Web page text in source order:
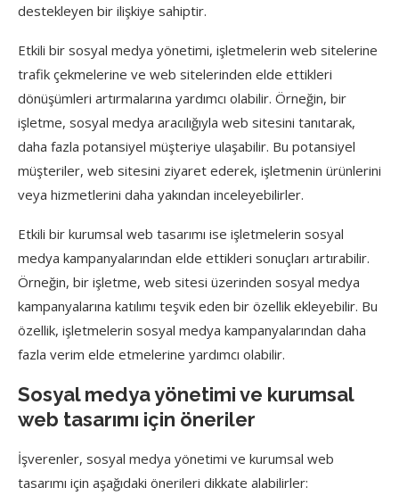
destekleyen bir ilişkiye sahiptir.
Etkili bir sosyal medya yönetimi, işletmelerin web sitelerine
trafik çekmelerine ve web sitelerinden elde ettikleri
dönüşümleri artırmalarına yardımcı olabilir. Örneğin, bir
işletme, sosyal medya aracılığıyla web sitesini tanıtarak,
daha fazla potansiyel müşteriye ulaşabilir. Bu potansiyel
müşteriler, web sitesini ziyaret ederek, işletmenin ürünlerini
veya hizmetlerini daha yakından inceleyebilirler.
Etkili bir kurumsal web tasarımı ise işletmelerin sosyal
medya kampanyalarından elde ettikleri sonuçları artırabilir.
Örneğin, bir işletme, web sitesi üzerinden sosyal medya
kampanyalarına katılımı teşvik eden bir özellik ekleyebilir. Bu
özellik, işletmelerin sosyal medya kampanyalarından daha
fazla verim elde etmelerine yardımcı olabilir.
Sosyal medya yönetimi ve kurumsal
web tasarımı için öneriler
İşverenler, sosyal medya yönetimi ve kurumsal web
tasarımı için aşağıdaki önerileri dikkate alabilirler: